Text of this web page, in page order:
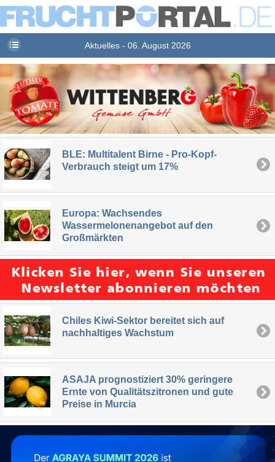
Aktuelles - 06. August 2026
BLE: Multitalent Birne - Pro-Kopf-
Verbrauch steigt um 17%
Europa: Wachsendes
Wassermelonenangebot auf den
Großmärkten
Chiles Kiwi-Sektor bereitet sich auf
nachhaltiges Wachstum
ASAJA prognostiziert 30% geringere
Ernte von Qualitätszitronen und gute
Preise in Murcia